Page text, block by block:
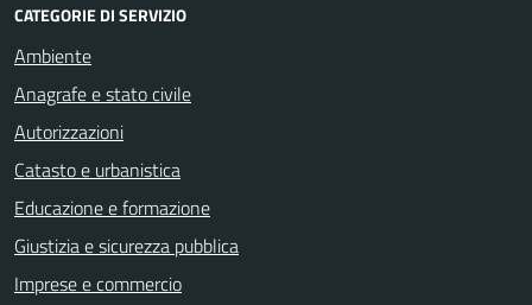
CATEGORIE DI SERVIZIO
Ambiente
Anagrafe e stato civile
Autorizzazioni
Catasto e urbanistica
Educazione e formazione
Giustizia e sicurezza pubblica
Imprese e commercio